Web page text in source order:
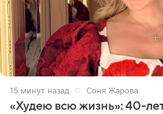
15 минут назад Соня Жарова
«Худею всю жизнь»: 40-